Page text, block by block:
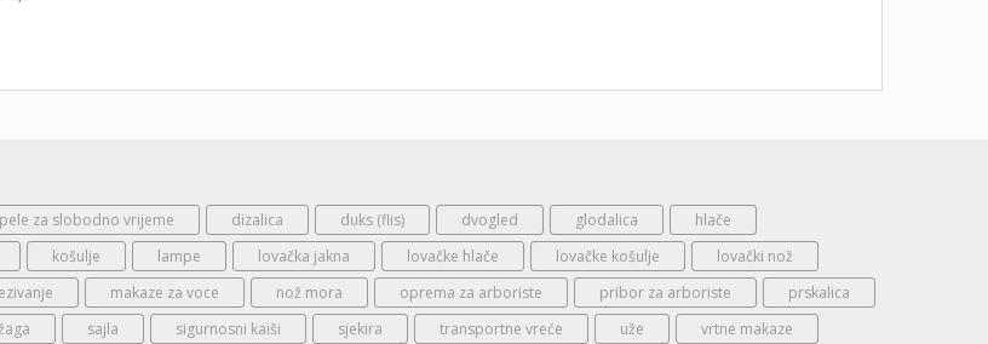
za slobodno vrijeme dizalica duks (flis) dvogled glodalica
hlače
košulje lampe lovačka jakna lovačke hlače lovačke košulje
lovački nož
makaze za voce nož mora oprema za arboriste pribor za arboriste
prskalica
sajla sigurnosni kaiši sjekira transportne vreće uže
vrtne makaze